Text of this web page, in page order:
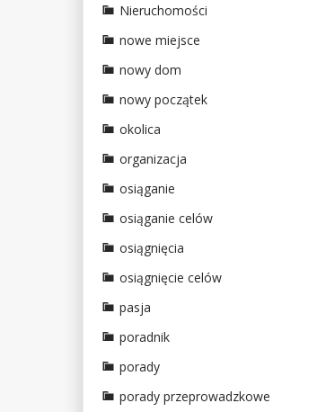
Nieruchomości
nowe miejsce
nowy dom
nowy początek
okolica
organizacja
osiąganie
osiąganie celów
osiągnięcia
osiągnięcie celów
pasja
poradnik
porady
porady przeprowadzkowe